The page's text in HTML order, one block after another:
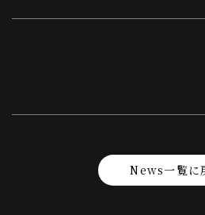
News一覧に